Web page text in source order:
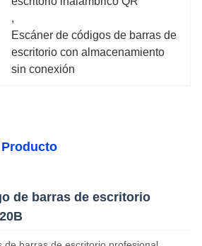
,
Escáner de códigos de barras de
escritorio con almacenamiento
sin conexión
de barras de escritorio